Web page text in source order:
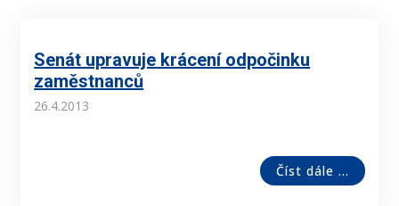
Senát upravuje krácení odpočinku
zaměstnanců
26.4.2013
Číst dále ...